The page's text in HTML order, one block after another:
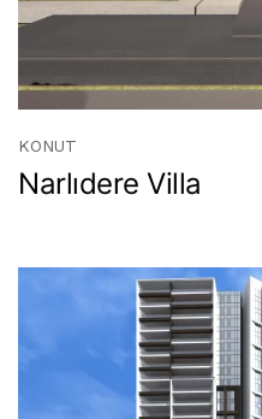
KONUT
Narlıdere Villa